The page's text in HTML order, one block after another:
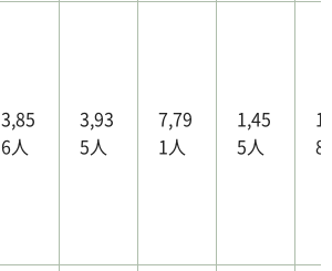
3,85
6人
3,93
5人
7,79
1人
1,45
5人
8